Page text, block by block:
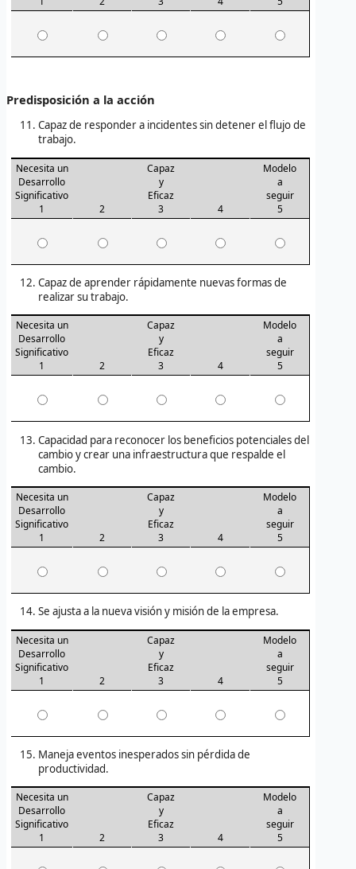
Predisposición a la acción
Capaz de responder a incidentes sin detener el flujo de
trabajo.
Necesita un
Desarrollo
Significativo
1
2
Capaz
y
Eficaz
3
4
Modelo
a
seguir
5
Capaz de aprender rápidamente nuevas formas de
realizar su trabajo.
Necesita un
Desarrollo
Significativo
1
2
Capaz
y
Eficaz
3
4
Modelo
a
seguir
5
Capacidad para reconocer los beneficios potenciales del
cambio y crear una infraestructura que respalde el
cambio.
Necesita un
Desarrollo
Significativo
1
2
Capaz
y
Eficaz
3
4
Modelo
a
seguir
5
Se ajusta a la nueva visión y misión de la empresa.
Necesita un
Desarrollo
Significativo
1
2
Capaz
y
Eficaz
3
4
Modelo
a
seguir
5
Maneja eventos inesperados sin pérdida de
productividad.
Necesita un
Desarrollo
Significativo
1
2
Capaz
y
Eficaz
3
4
Modelo
a
seguir
5